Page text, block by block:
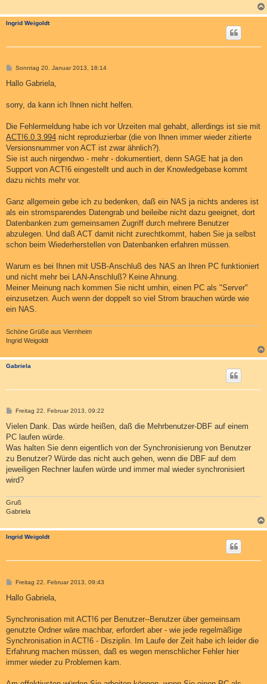
Ingrid Weigoldt
B
i
a
Sonntag 20. Januar 2013, 18:14
Hallo Gabriela,
sorry, da kann ich Ihnen nicht helfen.
Die Fehlermeldung habe ich vor Urzeiten mal gehabt, allerdings ist sie mit
ACT!6.0.3.994 nicht reproduzierbar (die von Ihnen immer wieder zitierte
Versionsnummer von ACT ist zwar ähnlich?).
Sie ist auch nirgendwo - mehr - dokumentiert, denn SAGE hat ja den
Support von ACT!6 eingestellt und auch in der Knowledgebase kommt
dazu nichts mehr vor.
Ganz allgemein gebe ich zu bedenken, daß ein NAS ja nichts anderes ist
als ein stromsparendes Datengrab und beileibe nicht dazu geeignet, dort
Datenbanken zum gemeinsamen Zugriff durch mehrere Benutzer
abzulegen. Und daß ACT damit nicht zurechtkommt, haben Sie ja selbst
schon beim Wiederherstellen von Datenbanken erfahren müssen.
Warum es bei Ihnen mit USB-Anschluß des NAS an Ihren PC funktioniert
und nicht mehr bei LAN-Anschluß? Keine Ahnung.
Meiner Meinung nach kommen Sie nicht umhin, einen PC als "Server"
einzusetzen. Auch wenn der doppelt so viel Strom brauchen würde wie
ein NAS.
Schöne Grüße aus Viernheim
Ingrid Weigoldt
Gabriela
B
i
r
a
Freitag 22. Februar 2013, 09:22
Vielen Dank. Das würde heißen, daß die Mehrbenutzer-DBF auf einem
PC laufen würde.
Was halten Sie denn eigentlich von der Synchronisierung von Benutzer
zu Benutzer? Würde das nicht auch gehen, wenn die DBF auf dem
jeweiligen Rechner laufen würde und immer mal wieder synchronisiert
wird?
Gruß
Gabriela
Ingrid Weigoldt
B
i
a
g
Freitag 22. Februar 2013, 09:43
Hallo Gabriela,
Synchronisation mit ACT!6 per Benutzer--Benutzer über gemeinsam
genutzte Ordner wäre machbar, erfordert aber - wie jede regelmäßige
Synchronisation in ACT!6 - Disziplin. Im Laufe der Zeit habe ich leider die
Erfahrung machen müssen, daß es wegen menschlicher Fehler hier
immer wieder zu Problemen kam.